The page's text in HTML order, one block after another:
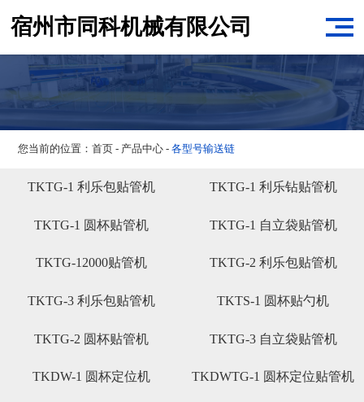
宿州市同科机械有限公司
您当前的位置：首页- 产品中心 -各型号输送链
TKTG-1 利乐包贴管机 TKTG-1 利乐钻贴管机
TKTG-1 圆杯贴管机 TKTG-1 自立袋贴管机
TKTG-12000贴管机 TKTG-2 利乐包贴管机
TKTG-3 利乐包贴管机 TKTS-1 圆杯贴勺机
TKTG-2 圆杯贴管机 TKTG-3 自立袋贴管机
TKDW-1 圆杯定位机 TKDWTG-1 圆杯定位贴管机